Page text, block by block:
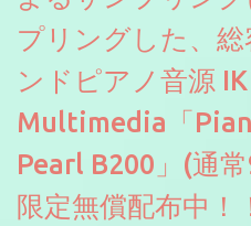
プリングした、総
ンドピアノ音源 IK
Multimedia「
Pearl B200」(通
限定無償配布中！